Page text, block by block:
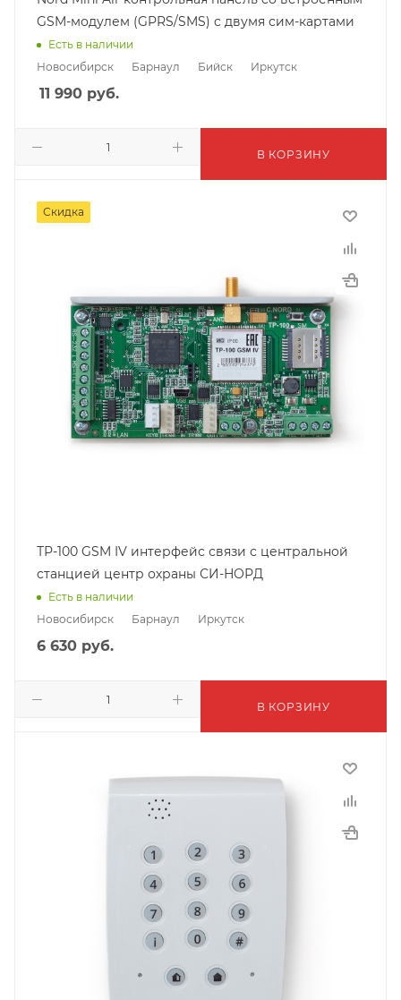
GSM-модулем (GPRS/SMS) c двумя сим-картами
Есть в наличии
Новосибирск
Барнаул Бийск Иркутск
11 990 руб.
В КОРЗИНУ
Скидка
ТР-100 GSM IV интерфейс связи с центральной
станцией центр охраны СИ-НОРД
Есть в наличии
Новосибирск
Барнаул Иркутск
6 630 руб.
В КОРЗИНУ